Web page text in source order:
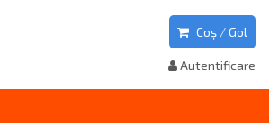
Coș /Gol
Autentificare